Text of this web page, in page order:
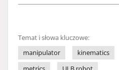
Temat i słowa kluczowe:
manipulator
kinematics